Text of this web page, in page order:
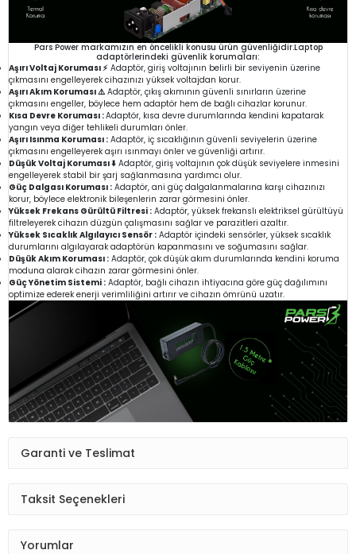
Pars Power markamızın en öncelikli konusu ürün güvenliğidir.Laptop
adaptörlerindeki güvenlik korumaları:
Aşırı Voltaj Koruması ⚡ Adaptör, giriş voltajının belirli bir seviyenin üzerine
çıkmasını engelleyerek cihazınızı yüksek voltajdan korur.
Aşırı Akım Koruması ⚠️Adaptör, çıkış akımının güvenli sınırların üzerine
çıkmasını engeller, böylece hem adaptör hem de bağlı cihazlar korunur.
Kısa Devre Koruması :Adaptör, kısa devre durumlarında kendini kapatarak
yangın veya diğer tehlikeli durumları önler.
Aşırı Isınma Koruması : Adaptör, iç sıcaklığının güvenli seviyelerin üzerine
çıkmasını engelleyerek aşırı ısınmayı önler ve güvenliği artırır.
Düşük Voltaj Koruması ⬇️ Adaptör, giriş voltajının çok düşük seviyelere inmesini
engelleyerek stabil bir şarj sağlanmasına yardımcı olur.
Güç Dalgası Koruması : Adaptör, ani güç dalgalanmalarına karşı cihazınızı
korur, böylece elektronik bileşenlerin zarar görmesini önler.
Yüksek Frekans Gürültü Filtresi : Adaptör, yüksek frekanslı elektriksel gürültüyü
filtreleyerek cihazın düzgün çalışmasını sağlar ve parazitleri azaltır.
Yüksek Sıcaklık Algılayıcı Sensör : Adaptör içindeki sensörler, yüksek sıcaklık
durumlarını algılayarak adaptörün kapanmasını ve soğumasını sağlar.
Düşük Akım Koruması : Adaptör, çok düşük akım durumlarında kendini koruma
moduna alarak cihazın zarar görmesini önler.
Güç Yönetim Sistemi : Adaptör, bağlı cihazın ihtiyacına göre güç dağılımını
optimize ederek enerji verimliliğini artırır ve cihazın ömrünü uzatır.
Garanti ve Teslimat
Taksit Seçenekleri
Yorumlar